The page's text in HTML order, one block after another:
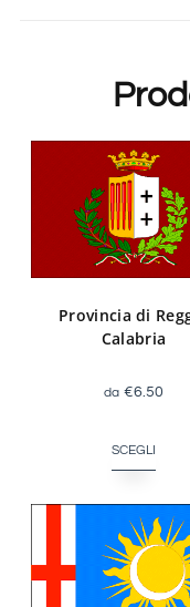
Provincia di
Calabria
€6.50
SCEGLI